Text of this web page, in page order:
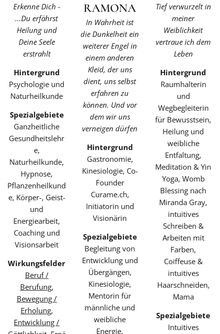
Erkenne Dich -
...Du erfährst
Heilung und
Deine Seele
erstrahlt
Hintergrund
Psychologie und
Naturheilkunde
Spezialgebiete
Ganzheitliche
Gesundheitslehr
e,
Naturheilkunde,
Hypnose,
Pflanzenheilkund
e, Körper-, Geist-
und
Energiearbeit,
Coaching und
Visionsarbeit
Wirkungsfelder
Beruf /
Berufung,
Bewegung /
Erholung,
Entwicklung /
RAMONA
In Wahrheit ist
die Dunkelheit ein
weiterer Engel in
einem anderen
Kleid, der uns
dient, uns selbst
erfahren zu
können. Und vor
dem wir uns
verneigen dürfen
Hintergrund
Gastronomie,
Kinesiologie, Co-
Founder
Curame.ch,
Initiatorin und
Visionärin
Spezialgebiete
Begleitung von
Entwicklung und
Übergängen,
Kinesiologie,
Mentorin für
männliche und
weibliche
Energie,
Tief verwurzelt in
meiner
Weiblichkeit
vertraue ich dem
Leben
Hintergrund
Raumhalterin
und
Wegbegleiterin
für Bewusstsein,
Heilung und
weibliche
Entfaltung,
Meditation & Yin
Yoga, Womb
Blessing nach
Miranda Gray,
intuitives
Schreiben &
Arbeiten mit
Farben,
Coiffeuse &
intuitives
Haarschneiden,
Mama
Spezialgebiete
Intuitives